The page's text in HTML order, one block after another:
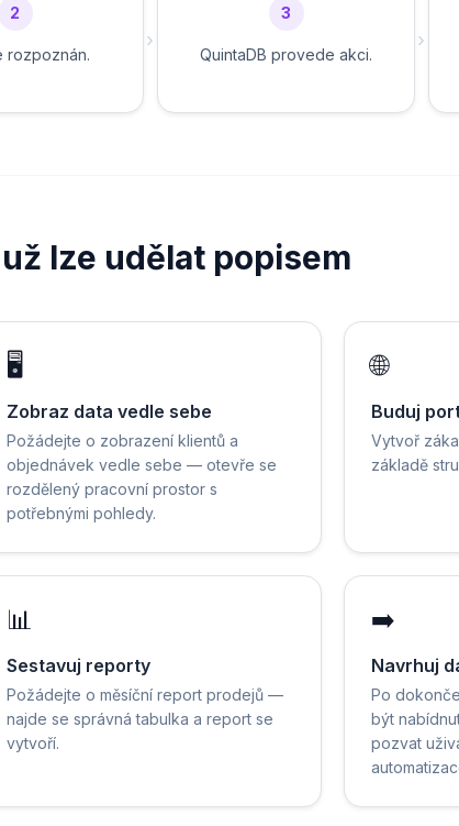
2
rozpoznán.
›
3
QuintaDB provede akci.
›
lze udělat popisem
🖥️
Zobraz data vedle sebe
Požádejte o zobrazení klientů a
objednávek vedle sebe — otevře se
rozdělený pracovní prostor s
potřebnými pohledy.
🌐
Buduj
Vytvoř
základě
📊
Sestavuj reporty
Požádejte o měsíční report prodejů —
najde se správná tabulka a report se
vytvoří.
➡️
Navrhuj
Po
být
pozvat